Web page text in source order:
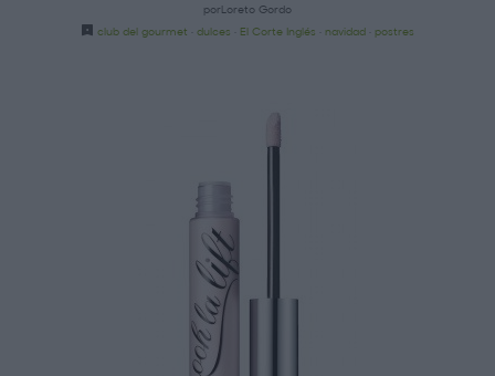
porLoreto Gordo
club del gourmet
dulces El Corte Inglés navidad postres